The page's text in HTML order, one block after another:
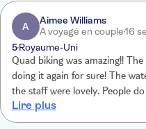
A
Aimee Williams
A voyagé en couple16
5Royaume-Uni
Quad biking was amazing!!
doing it again for sure! The
the staff were lovely. People
of you by taking pictures and
decline this and take your own.
Lire plus